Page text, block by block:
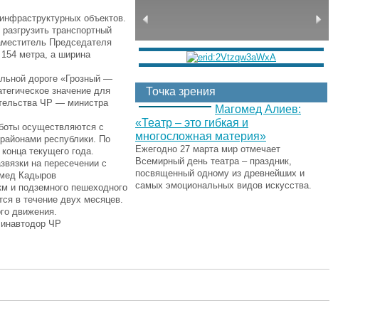
объектов.
транспортный
Председателя
метра, а ширина
дороге «Грозный —
значение для
ЧР — министра
осуществляются с
республики. По
текущего года.
на пересечении с
Кадыров
и подземного пешеходного
в течение двух месяцев.
движения.
ЧР
Точка зрения
Магомед Алиев:
«Театр – это гибкая и
многосложная материя»
Ежегодно 27 марта мир отмечает
Всемирный день театра – праздник,
посвященный одному из древнейших и
самых эмоциональных видов искусства.